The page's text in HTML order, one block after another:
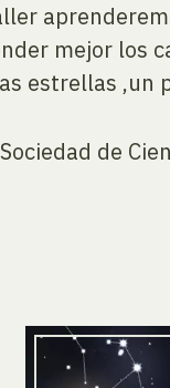
mejor los
estrellas ,un
de